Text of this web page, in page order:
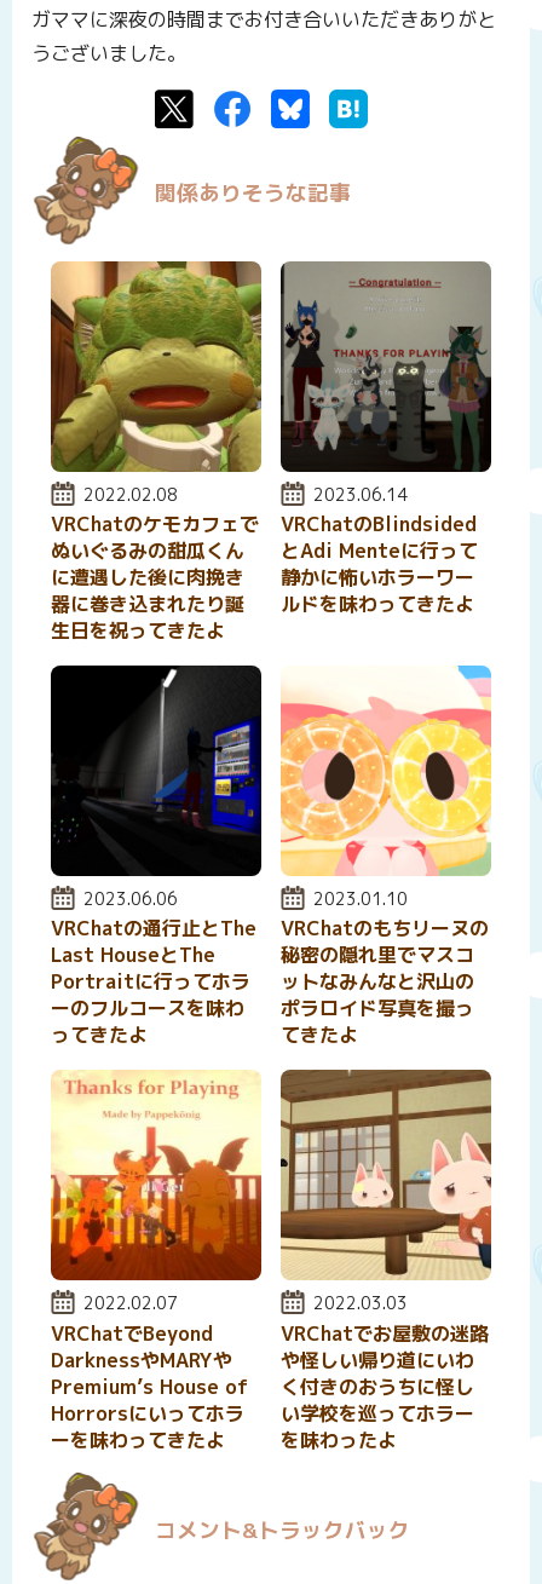
ガママに深夜の時間までお付き合いいただきありがと
うございました。
TwitterFacebookBluesky
関係ありそうな記事
投稿日:
2022.02.08
VRChatのケモカフェで
ぬいぐるみの甜瓜くん
に遭遇した後に肉挽き
器に巻き込まれたり誕
生日を祝ってきたよ
投稿日:
2023.06.14
VRChatのBlindsided
とAdi Menteに行って
静かに怖いホラーワー
ルドを味わってきたよ
投稿日:
2023.06.06
VRChatの通行止とThe
Last HouseとThe
Portraitに行ってホラ
ーのフルコースを味わ
ってきたよ
投稿日:
2023.01.10
VRChatのもちリーヌの
秘密の隠れ里でマスコ
ットなみんなと沢山の
ポラロイド写真を撮っ
てきたよ
投稿日:
2022.02.07
VRChatでBeyond
DarknessやMARYや
Premium’s House of
Horrorsにいってホラ
ーを味わってきたよ
投稿日:
2022.03.03
VRChatでお屋敷の迷路
や怪しい帰り道にいわ
く付きのおうちに怪し
い学校を巡ってホラー
を味わったよ
コメント&トラックバック